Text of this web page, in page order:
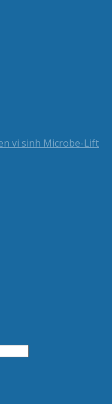
vi sinh Microbe-Lift